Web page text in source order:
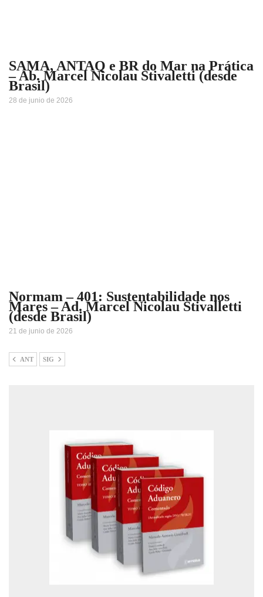
SAMA, ANTAQ e BR do Mar na Prática
– Ab. Marcel Nicolau Stivaletti (desde
Brasil)
28 de junio de 2026
Normam – 401: Sustentabilidade nos
Mares – Ad. Marcel Nicolau Stivalletti
(desde Brasil)
21 de junio de 2026
ANT SIG